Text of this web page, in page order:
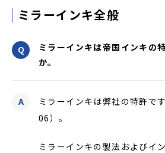
ミラーインキ全般
ミラーインキは帝国インキの
か。
ミラーインキは弊社の特許で
06）。
ミラーインキの製法およびイ